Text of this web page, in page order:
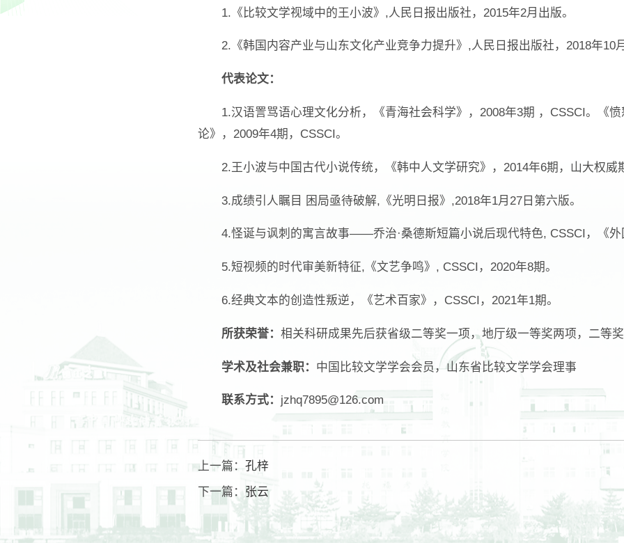
1.《比较文学视域中的王小波》,人民日报出版社，2015年2月出版。
2.《韩国内容产业与山东文化产业竞争力提升》,人民日报出版社，2018年10
代表论文：
1.汉语詈骂语心理文化分析，《青海社会科学》，2008年3期 ，CSSCI。《
论》，2009年4期，CSSCI。
2.王小波与中国古代小说传统，《韩中人文学研究》，2014年6期，山大权威
3.成绩引人瞩目 困局亟待破解,《光明日报》,2018年1月27日第六版。
4.怪诞与讽刺的寓言故事——乔治·桑德斯短篇小说后现代特色, CSSCI，《外
5.短视频的时代审美新特征,《文艺争鸣》, CSSCI，2020年8期。
6.经典文本的创造性叛逆，《艺术百家》，CSSCI，2021年1期。
所获荣誉： 相关科研成果先后获省级二等奖一项，地厅级一等奖两项，二等
学术及社会兼职： 中国比较文学学会会员，山东省比较文学学会理事
联系方式： jzhq7895@126.com
上一篇： 孔梓
下一篇： 张云